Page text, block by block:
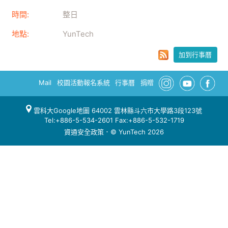
時間:
整日
地點:
YunTech
加到行事曆
Mail 校園活動報名系統 行事曆 捐贈
雲科大Google地圖 64002 雲林縣斗六市大學路3段123號
Tel:+886-5-534-2601 Fax:+886-5-532-1719
資通安全政策 ．© YunTech 2026